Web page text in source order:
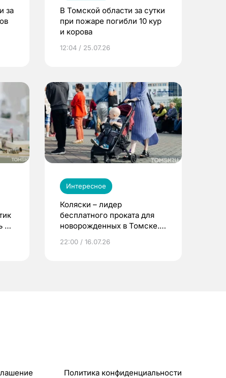
за
В Томской области за сутки
при пожаре погибли 10 кур
и корова
12:04 / 25.07.26
до
Интересное
Коляски – лидер
бесплатного проката для
новорожденных в Томске.
22:00 / 16.07.26
Политика конфиденциальности